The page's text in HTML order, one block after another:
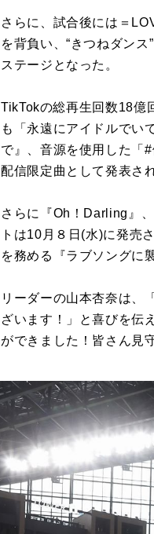
さらに、試合後には＝
を背負い、“きつねダン
ステージとなった。
TikTokの総再生回数18億
も「永遠にアイドルでい
で』、音源を使用した「
配信限定曲として発表さ
さらに『Oh！Darling』
トは10月８日(水)に発売
を務める『ラブソングに
リーダーの山本杏奈は、
ざいます！」と喜びを伝
ができました！皆さん見